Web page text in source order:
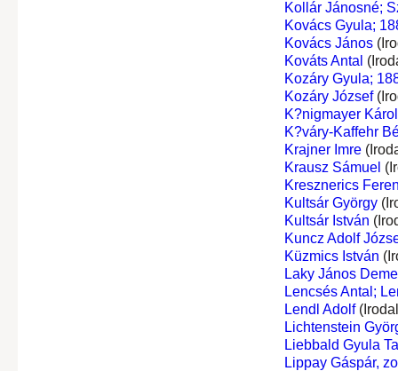
Kollár Jánosné;
Kovács Gyula;
Kovács János
Kováts Antal
Kozáry Gyula;
Kozáry József
K?nigmayer
K?váry-Kaffehr
Krajner Imre
Krausz Sámuel
Kresznerics
Kultsár György
Kultsár István
Kuncz Adolf
Küzmics István
Laky János
Lencsés Antal;
Lendl Adolf
Lichtenstein
Liebbald Gyula
Lippay Gáspár,